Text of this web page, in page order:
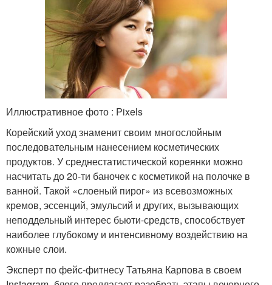
Иллюстративное фото : Pixels
Корейский уход знаменит своим многослойным
последовательным нанесением косметических
продуктов. У среднестатистической кореянки можно
насчитать до 20-ти баночек с косметикой на полочке в
ванной. Такой «слоеный пирог» из всевозможных
кремов, эссенций, эмульсий и других, вызывающих
неподдельный интерес бьюти-средств, способствует
наиболее глубокому и интенсивному воздействию на
кожные слои.
Эксперт по фейс-фитнесу Татьяна Карпова в своем